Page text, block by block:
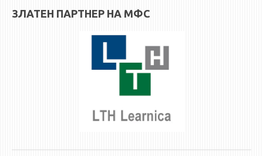
I ЦИКЛУС - ДОДИПЛОМСКИ
III ЦИКЛУС - ДОКТОРСКИ
ЗЛАТЕН ПАРТНЕР НА МФС